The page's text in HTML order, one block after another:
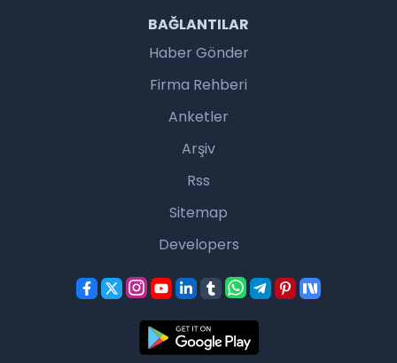
BAĞLANTILAR
Haber Gönder
Firma Rehberi
Anketler
Arşiv
Rss
Sitemap
Developers